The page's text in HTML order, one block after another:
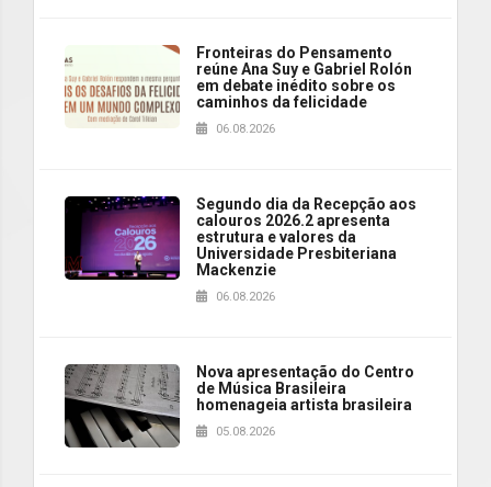
Fronteiras do Pensamento
reúne Ana Suy e Gabriel Rolón
em debate inédito sobre os
caminhos da felicidade
06.08.2026
Segundo dia da Recepção aos
calouros 2026.2 apresenta
estrutura e valores da
Universidade Presbiteriana
Mackenzie
06.08.2026
Nova apresentação do Centro
de Música Brasileira
homenageia artista brasileira
05.08.2026